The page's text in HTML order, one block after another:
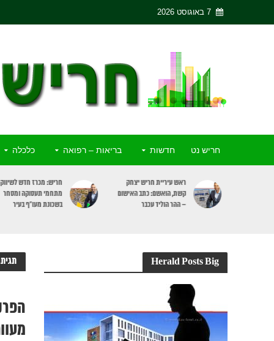
7 באוגוסט 2026
חריש נט חדשות בריאות – רפואה כלכלה
מתחמי תעסוקה ומסחר
בשכונת מעו”ף בעיר
פסק דין: מעלית שבת
רק בקומות דיירים הרוצים
להשתמש בה
Herald Posts Big